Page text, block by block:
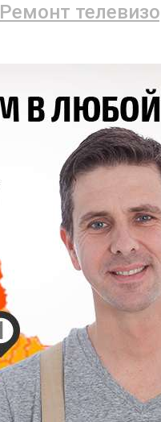
Ремонт